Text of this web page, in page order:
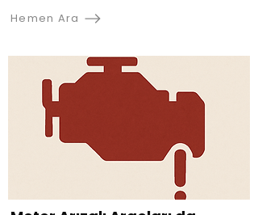
Hemen Ara